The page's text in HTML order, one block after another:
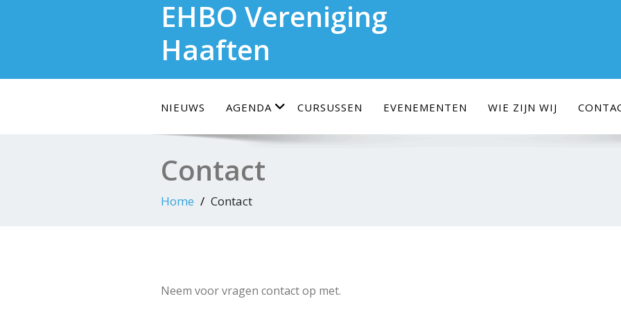
EHBO Vereniging
Haaften
NIEUWS AGENDA CURSUSSEN EVENEMENTEN WIE ZIJN WIJ
Contact
Home Contact
Neem voor vragen contact op met.